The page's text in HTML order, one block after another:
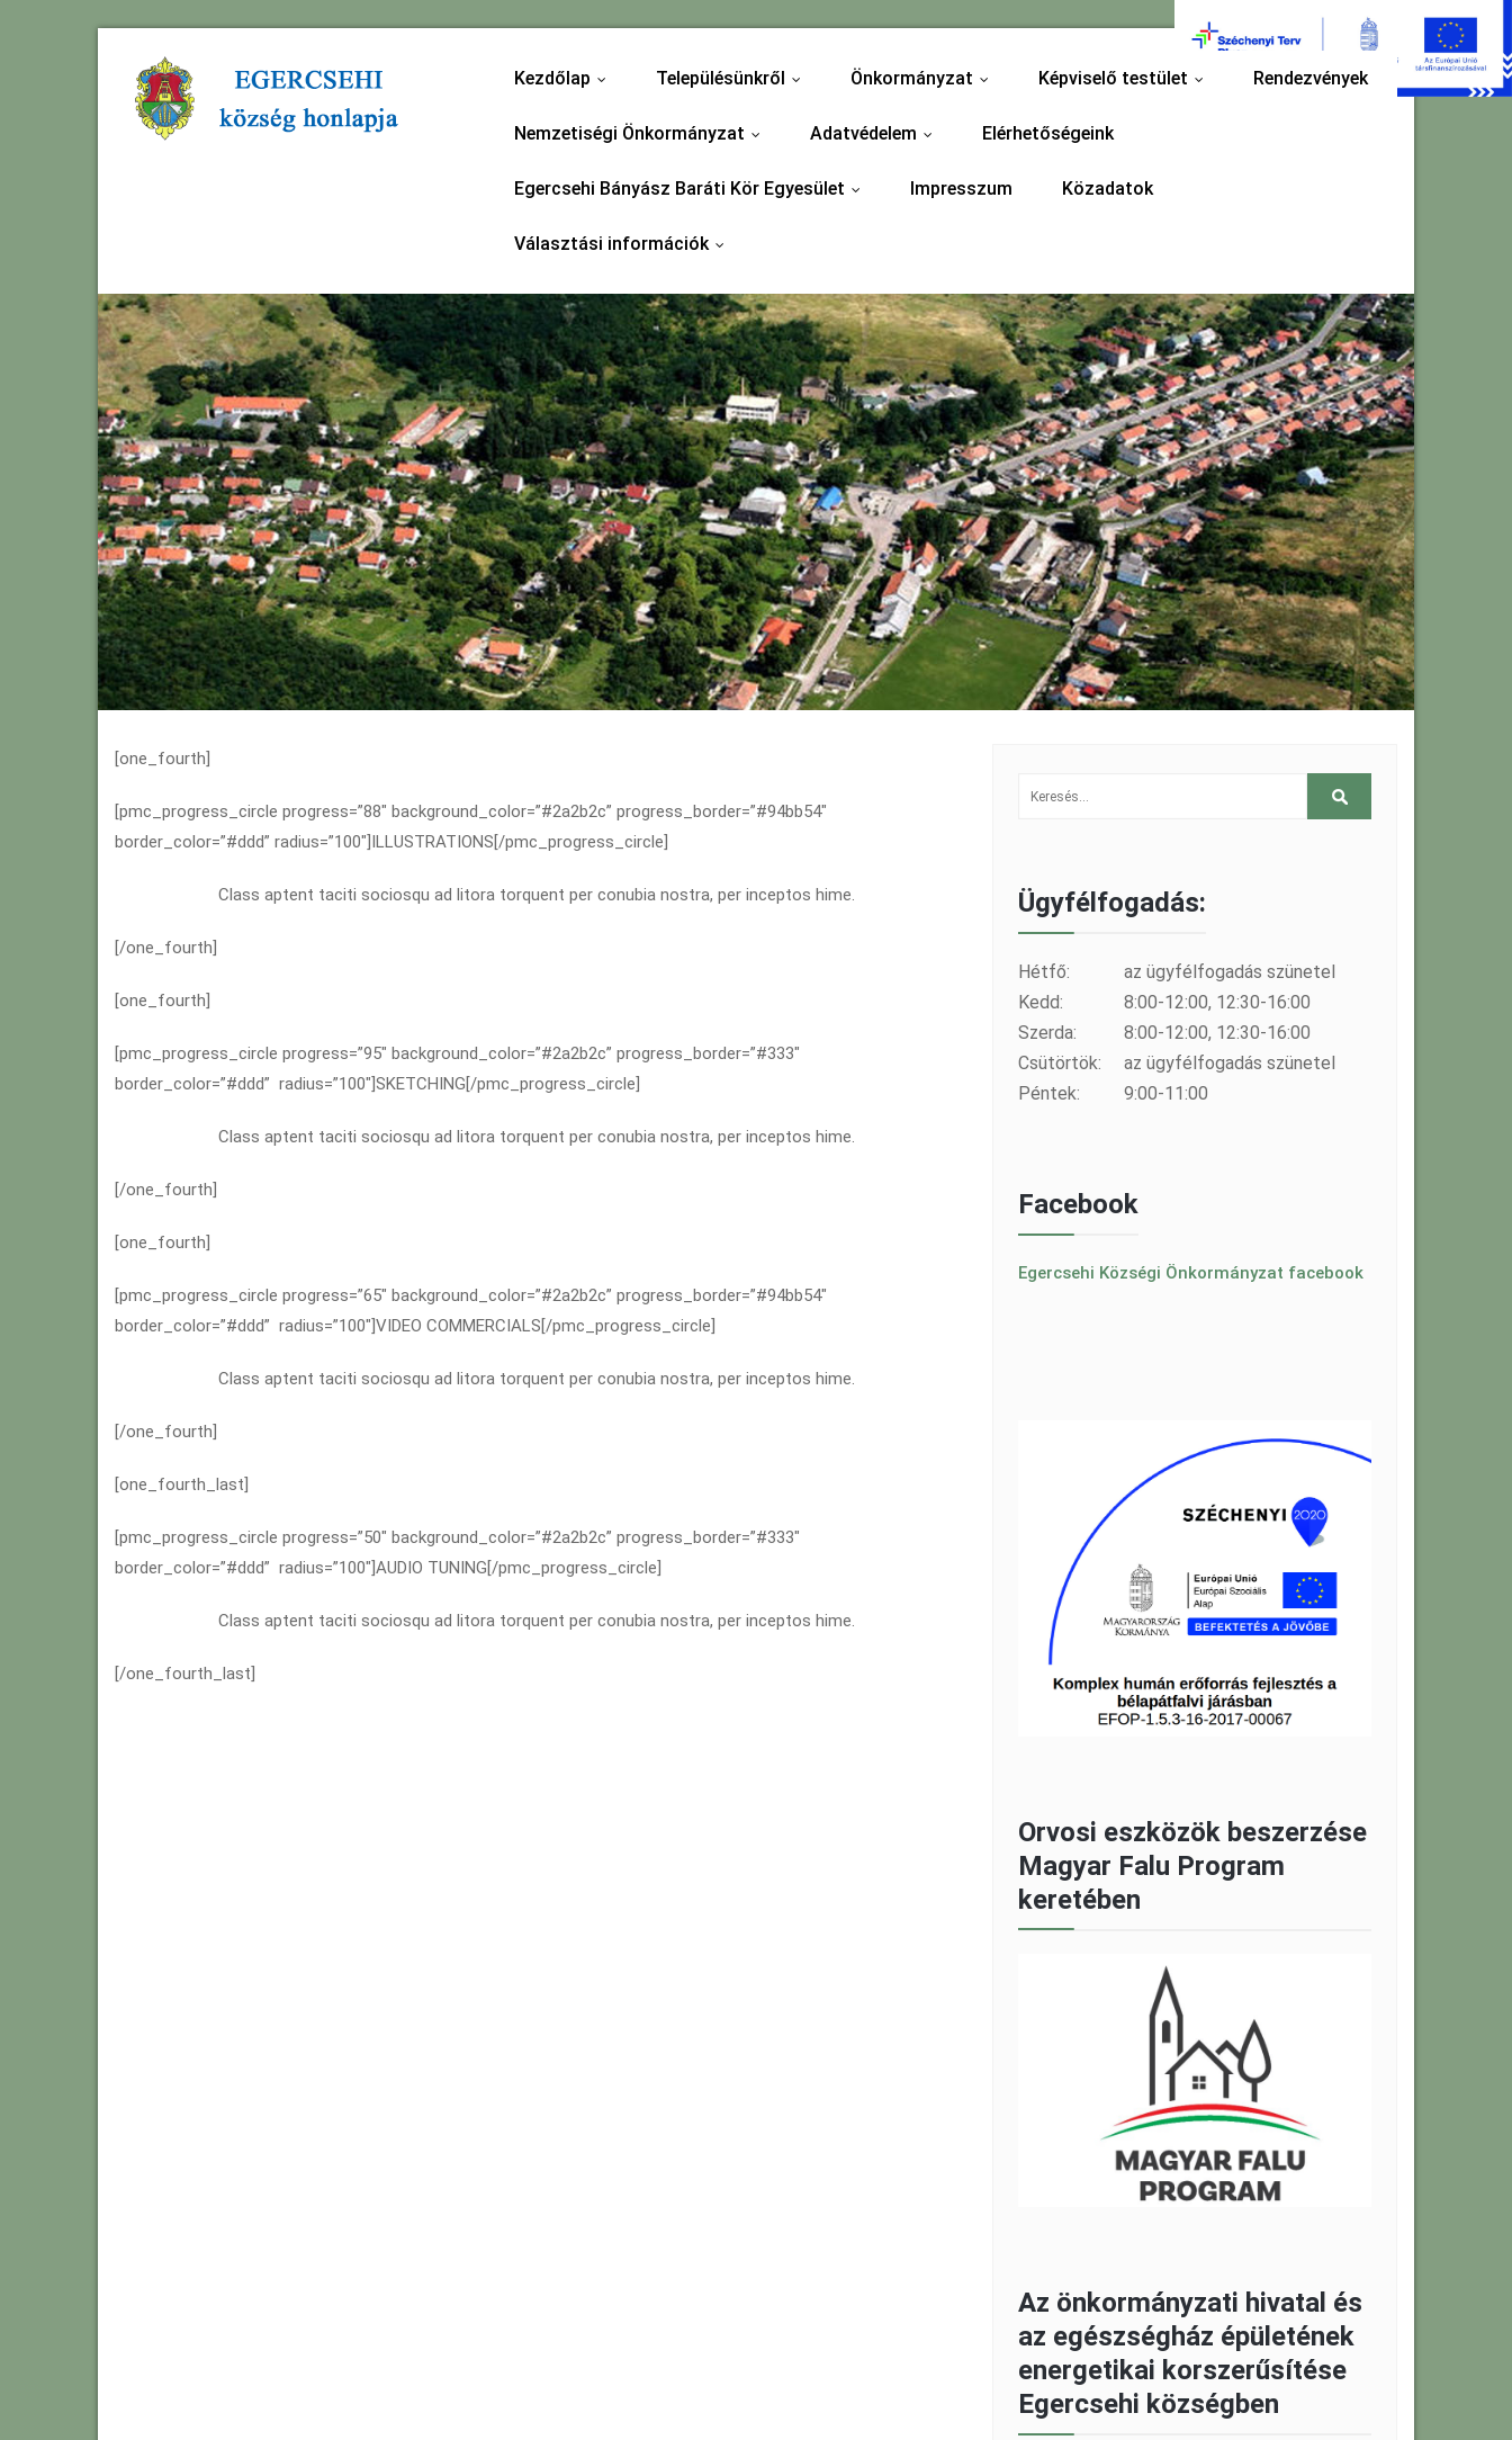
Kezdőlap Településünkről Önkormányzat Képviselő testület Rendezvények
Nemzetiségi Önkormányzat Adatvédelem Elérhetőségeink
Egercsehi Bányász Baráti Kör Egyesület Impresszum Közadatok
Választási információk
[one_fourth]
[pmc_progress_circle progress=”88″ background_color=”#2a2b2c” progress_border=”#94bb54″
border_color=”#ddd” radius=”100″]ILLUSTRATIONS[/pmc_progress_circle]
Class aptent taciti sociosqu ad litora torquent per conubia nostra, per inceptos hime.
[/one_fourth]
[one_fourth]
[pmc_progress_circle progress=”95″ background_color=”#2a2b2c” progress_border=”#333″
border_color=”#ddd” radius=”100″]SKETCHING[/pmc_progress_circle]
Class aptent taciti sociosqu ad litora torquent per conubia nostra, per inceptos hime.
[/one_fourth]
[one_fourth]
[pmc_progress_circle progress=”65″ background_color=”#2a2b2c” progress_border=”#94bb54″
border_color=”#ddd” radius=”100″]VIDEO COMMERCIALS[/pmc_progress_circle]
Class aptent taciti sociosqu ad litora torquent per conubia nostra, per inceptos hime.
[/one_fourth]
[one_fourth_last]
[pmc_progress_circle progress=”50″ background_color=”#2a2b2c” progress_border=”#333″
border_color=”#ddd” radius=”100″]AUDIO TUNING[/pmc_progress_circle]
Class aptent taciti sociosqu ad litora torquent per conubia nostra, per inceptos hime.
[/one_fourth_last]
Ügyfélfogadás:
Hétfő:
az ügyfélfogadás szünetel
Kedd:
8:00-12:00, 12:30-16:00
Szerda:
8:00-12:00, 12:30-16:00
Csütörtök:
az ügyfélfogadás szünetel
Péntek:
9:00-11:00
Facebook
Egercsehi Községi Önkormányzat facebook
Orvosi eszközök beszerzése
Magyar Falu Program
keretében
Az önkormányzati hivatal és
az egészségház épületének
energetikai korszerűsítése
Egercsehi községben